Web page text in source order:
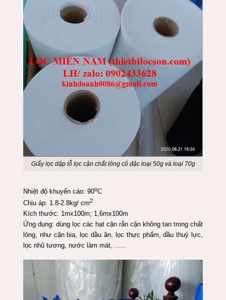
Giấy lọc dập lỗ lọc cặn chất lỏng cô đặc loại 50g và loại 70g
Nhiệt độ khuyến cáo: 90oC
Chịu áp: 1.8-2.8kg/ cm2
Kích thước: 1mx100m; 1,6mx100m
Ứng dụng: dùng lọc các hạt cặn rắn cặn không tan trong chất
lỏng, như cặn bia, lọc dầu ăn, lọc thực phẩm, dầu thuỷ lực,
lọc nhũ tương, nước làm mát, …..